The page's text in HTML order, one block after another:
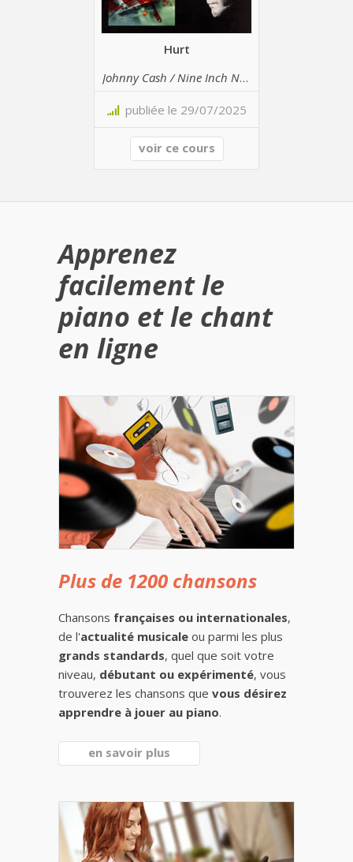
Hurt
Johnny Cash / Nine Inch Nails
publiée le 29/07/2025
voir ce cours
Apprenez
facilement le
piano et le chant
en ligne
Plus de 1200 chansons
Chansons françaises ou internationales,
de l'actualité musicale ou parmi les plus
grands standards, quel que soit votre
niveau, débutant ou expérimenté, vous
trouverez les chansons que vous désirez
apprendre à jouer au piano.
en savoir plus